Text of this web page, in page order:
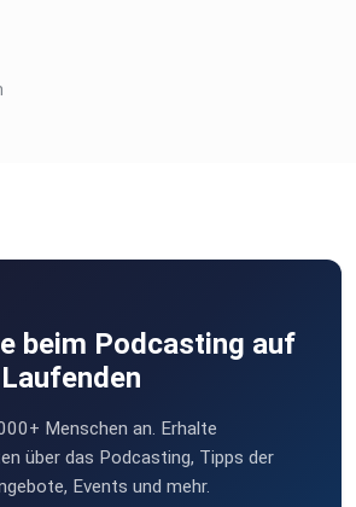
beim Podcasting auf
Menschen an. Erhalte
über das Podcasting, Tipps der
Events und mehr.